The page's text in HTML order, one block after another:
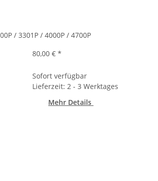
/ 3301P / 4000P / 4700P
80,00 €*
Sofort verfügbar
Lieferzeit: 2 - 3 Werktages
Mehr Details